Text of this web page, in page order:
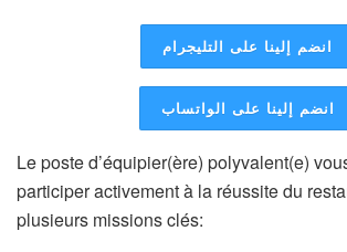
انضم إلينا على التليجرام
انضم إلينا على الواتساب
Le poste d’équipier(ère) polyvalent(e)
participer activement à la réussite du
plusieurs missions clés: